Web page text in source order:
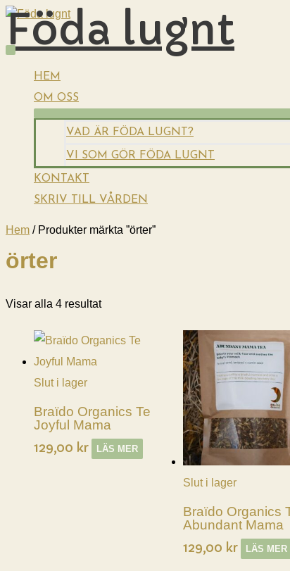
Hoppa
till
innehåll
Föda lugnt
HUVUDMENY
HEM
OM OSS
VAD ÄR FÖDA LUGNT?
VI SOM GÖR FÖDA LUGNT
KONTAKT
SKRIV TILL VÅRDEN
Hem / Produkter märkta ”örter”
örter
Visar alla 4 resultatSortera
senaste
Slut i lager
Braïdo Organics Te
Joyful Mama
129,00 kr LÄS MER
Slut i lager
Braïdo Organics
Abundant Mama
129,00 kr LÄS MER